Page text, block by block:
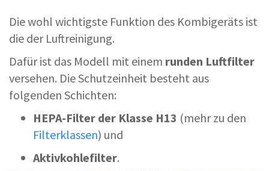
Die wohl wichtigste Funktion des Kombigeräts ist
die der Luftreinigung.
Dafür ist das Modell mit einem runden Luftfilter
versehen. Die Schutzeinheit besteht aus
folgenden Schichten:
HEPA-Filter der Klasse H13 (mehr zu den
Filterklassen) und
Aktivkohlefilter.